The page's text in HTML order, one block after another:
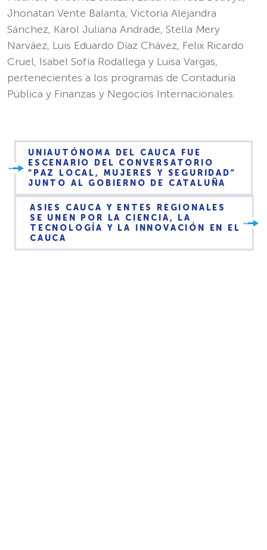
Jhonatan Vente Balanta, Victoria Alejandra
Sánchez, Karol Juliana Andrade, Stella Mery
Narváez, Luis Eduardo Díaz Chávez, Felix Ricardo
Cruel, Isabel Sofía Rodallega y Luisa Vargas,
pertenecientes a los programas de Contaduría
Pública y Finanzas y Negocios Internacionales.
UNIAUTÓNOMA DEL CAUCA FUE
ESCENARIO DEL CONVERSATORIO
“PAZ LOCAL, MUJERES Y SEGURIDAD”
JUNTO AL GOBIERNO DE CATALUÑA
ASIES CAUCA Y ENTES REGIONALES
SE UNEN POR LA CIENCIA, LA
TECNOLOGÍA Y LA INNOVACIÓN EN EL
CAUCA